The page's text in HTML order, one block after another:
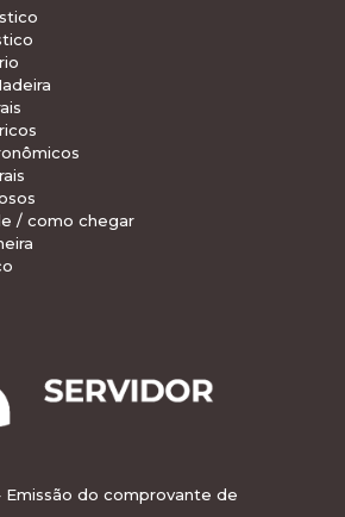
/ como chegar
Emissão do comprovante de